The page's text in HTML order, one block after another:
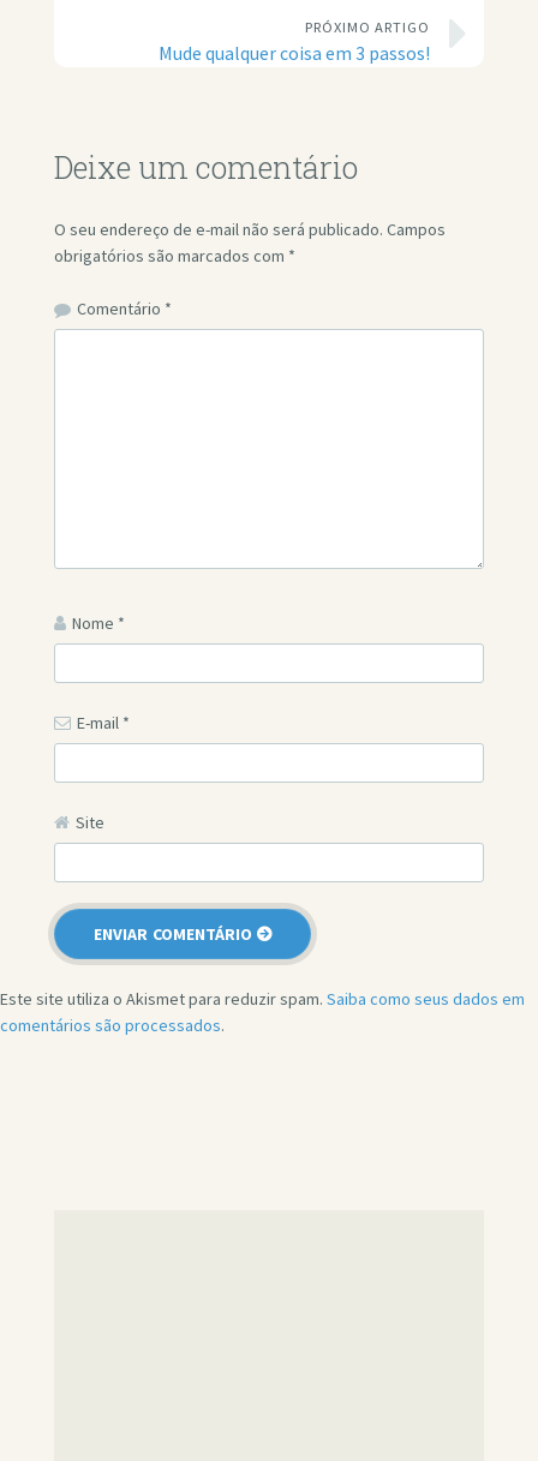
PRÓXIMO ARTIGO
Mude qualquer coisa em 3 passos!
Deixe um comentário
O seu endereço de e-mail não será publicado. Campos
obrigatórios são marcados com *
Comentário *
Nome *
E-mail *
Site
Este site utiliza o Akismet para reduzir spam. Saiba como seus dados em
comentários são processados.